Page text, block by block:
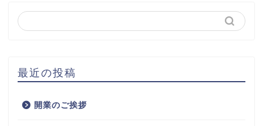
最近の投稿
開業のご挨拶